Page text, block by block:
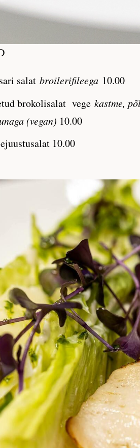
salat broilerifileega 10.00
brokolisalat vege kastme,
(vegan) 10.00
10.00